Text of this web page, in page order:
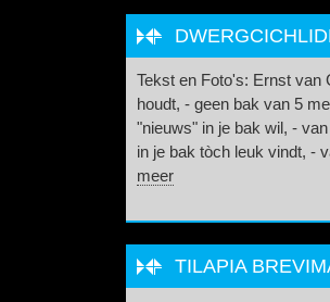
Tekst en Foto's: Ernst van
houdt, - geen bak van 5
"nieuws" in je bak wil, -
in je bak tòch leuk vindt, -
meer
TILAPIA